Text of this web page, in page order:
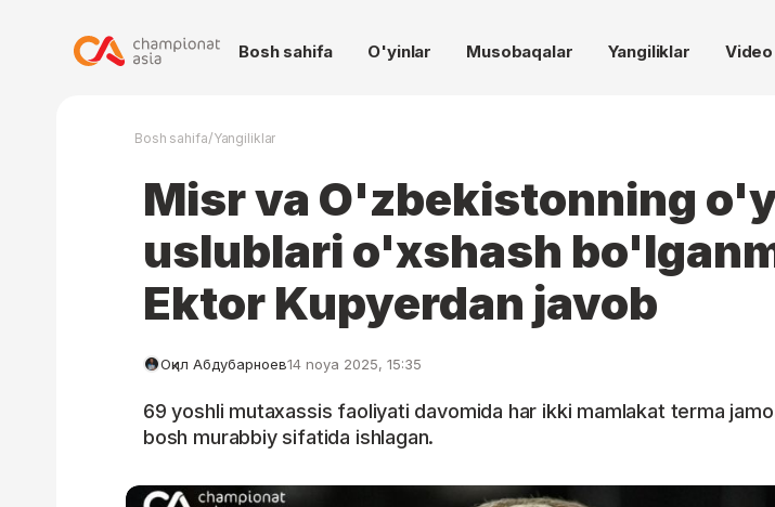
Bosh sahifa O'yinlar Musobaqalar Yangiliklar Video
Bosh sahifa/Yangiliklar
Misr va O'zbekistonning
uslublari o'xshash
Ektor Kupyerdan javob
Оқил Абдубарноев14 noya 2025, 15:35
69 yoshli mutaxassis faoliyati davomida har ikki mamlakat terma
bosh murabbiy sifatida ishlagan.